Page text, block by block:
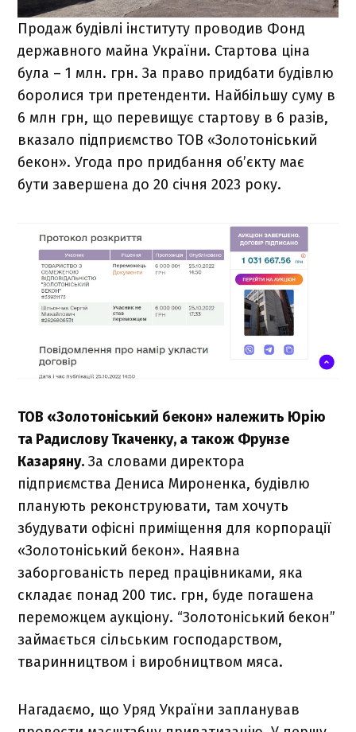
Продаж будівлі інституту проводив Фонд
державного майна України. Стартова ціна
була – 1 млн. грн. За право придбати будівлю
боролися три претенденти. Найбільшу суму в
6 млн грн, що перевищує стартову в 6 разів,
вказало підприємство ТОВ «Золотоніський
бекон». Угода про придбання об’єкту має
бути завершена до 20 січня 2023 року.
ТОВ «Золотоніський бекон» належить Юрію
та Радислову Ткаченку, а також Фрунзе
Казаряну. За словами директора
підприємства Дениса Мироненка, будівлю
планують реконструювати, там хочуть
збудувати офісні приміщення для корпорації
«Золотоніський бекон». Наявна
заборгованість перед працівниками, яка
складає понад 200 тис. грн, буде погашена
переможцем аукціону. “Золотоніський бекон”
займається сільським господарством,
тваринництвом і виробництвом мяса.
Нагадаємо, що Уряд України запланував